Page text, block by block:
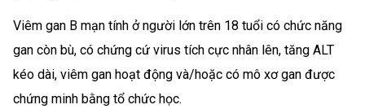
Viêm gan B mạn tính ở người lớn trên 18 tuổi có chức năng
gan còn bù, có chứng cứ virus tích cực nhân lên, tăng ALT
kéo dài, viêm gan hoạt động và/hoặc có mô xơ gan được
chứng minh bằng tổ chức học.